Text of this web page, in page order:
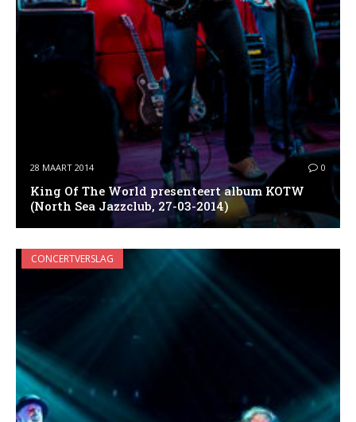
28 MAART 2014 0
King Of The World presenteert album KOTW
(North Sea Jazzclub, 27-03-2014)
CONCERTVERSLAG